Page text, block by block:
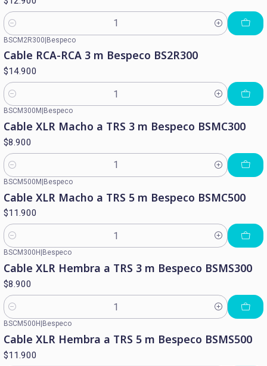
Cantidad
BSCM2R300|Bespeco
Cable RCA-RCA 3 m Bespeco BS2R300
$14.900
Cantidad
BSCM300M Bespeco
Cable XLR Macho a TRS 3 m Bespeco BSMC300
$8.900
Cantidad
BSCM500M|Bespeco
Cable XLR Macho a TRS 5 m Bespeco BSMC500
$11.900
Cantidad
BSCM300H Bespeco
Cable XLR Hembra a TRS 3 m Bespeco BSMS300
$8.900
Cantidad
BSCM500H Bespeco
Cable XLR Hembra a TRS 5 m Bespeco BSMS500
$11.900